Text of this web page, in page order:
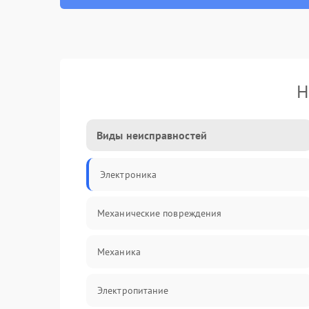
Виды неисправностей
Электроника
Механические повреждения
Механика
Электропитание